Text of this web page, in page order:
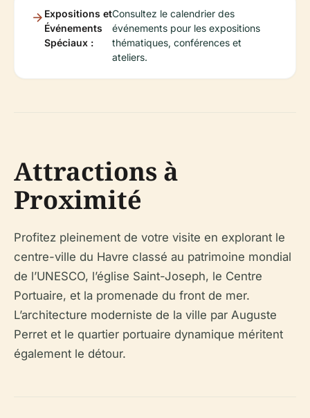
Expositions et
Événements
Spéciaux :
Consultez le calendrier des
événements pour les expositions
thématiques, conférences et
ateliers.
Attractions à
Proximité
Profitez pleinement de votre visite en explorant le
centre-ville du Havre classé au patrimoine mondial
de l’UNESCO, l’église Saint-Joseph, le Centre
Portuaire, et la promenade du front de mer.
L’architecture moderniste de la ville par Auguste
Perret et le quartier portuaire dynamique méritent
également le détour.